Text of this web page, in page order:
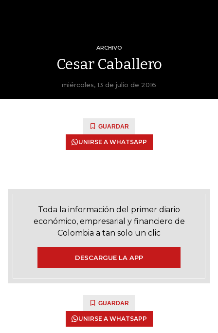
ARCHIVO
Cesar Caballero
miércoles, 13 de julio de 2016
GUARDAR
UNIRSE A WHATSAPP
Toda la información del primer diario
económico, empresarial y financiero de
Colombia a tan solo un clic
DESCARGUE LA APP
GUARDAR
UNIRSE A WHATSAPP